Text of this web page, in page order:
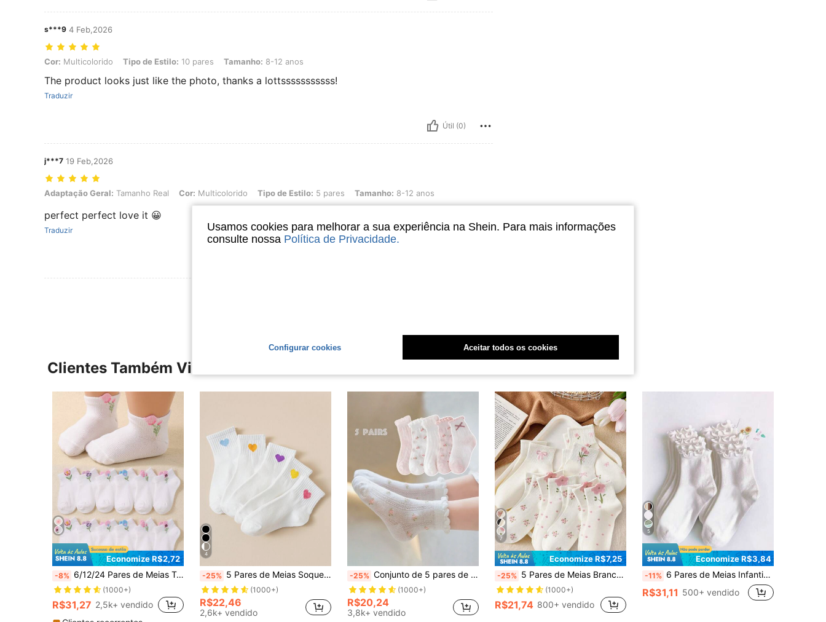
s***9 4 Feb,2026
Cor: Multicolorido, Tipo de Estilo: 10 pares, Tamanho: 8-12 anos
Cor: Multicolorido Tipo de Estilo: 10 pares Tamanho: 8-12 anos
The product looks just like the photo, thanks a lottsssssssssss!
Traduzir
Útil (0)
j***7 19 Feb,2026
Adaptação Geral: Tamanho Real, Cor: Multicolorido, Tipo de Estilo: 5 pares, Tamanho: 8-12 anos
Adaptação Geral: Tamanho Real Cor: Multicolorido Tipo de Estilo: 5 pares Tamanho: 8-12 anos
perfect perfect love it 😀
Traduzir
Clientes Também Visitaram
Economize R$2,72
-8% 6/12/24 Pares de Meias Tornozelo de Bebê Jacquard 3D Floral, Meias Casuais para Meninas Bebê para Uso Diário, Jacquard 3D, Macias, Respiráveis e Confortáveis, Adequadas para 0-36 Meses, Primavera/Verão, Uso Diário e Volta às Aulas, Meias de Bebê, Meias de Meninas, Meias de Criança, Meias Florais, Meias Jacquard, Meias de Tornozelo, Presente de Volta às Aulas, Série de Guarda-Roupas Infantis
(1000+)
R$31,27 2,5k+ vendido
4
-25% 5 Pares de Meias Soquete para Crianças, Meias Esportivas Engraçadas e Fofas, Presente para Crianças
(1000+)
R$22,46
2,6k+ vendido
-25% Conjunto de 5 pares de meias finas e altamente elásticas de malha para meninas, Babados de renda frisada com acabamento floral, Meias esportivas, Primavera/Verão, Rosa e Branco
(1000+)
R$20,24
3,8k+ vendido
7
Economize R$7,25
-25% 5 Pares de Meias Brancas Preppy de Cano Médio para Crianças com Laços, Bolinhas e Decoração de Flor 3D, Adequadas para Volta às Aulas e Uso Externo
(1000+)
R$21,74 800+ vendido
5
Economize R$3,84
-11% 6 Pares de Meias Infantis de Cor Sólida, Macias e Respiráveis, Casuais, Cano Médio, com Punho Elástico e Babado, Adequadas para Primavera, Verão e Todas as Estações, Volta às Aulas
R$31,11 500+ vendido
Usamos cookies para melhorar a sua experiência na Shein. Para mais informações
consulte nossa Política de Privacidade.
Configurar cookies Aceitar todos os cookies